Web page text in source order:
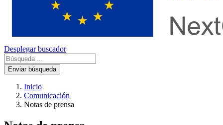
Desplegar buscador
Enviar búsqueda
Inicio
Comunicación
Notas de prensa